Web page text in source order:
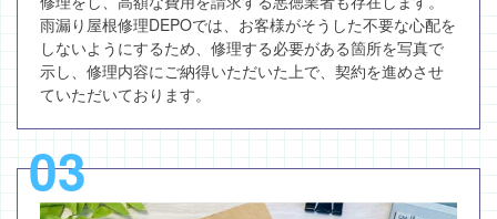
雨漏り屋根修理DEPOでは、お客様がそうした不要な心配を
しないようにするため、修理する必要がある箇所を写真で
示し、修理内容にご納得いただいた上で、契約を進めさせ
ていただいております。
03